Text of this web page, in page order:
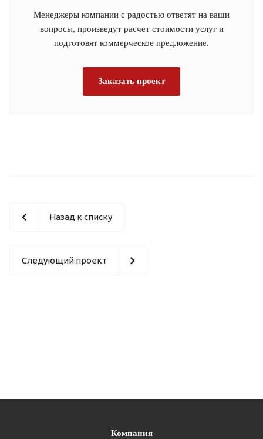
Менеджеры компании с радостью ответят на ваши
вопросы, произведут расчет стоимости услуг и
подготовят коммерческое предложение.
Заказать проект
Назад к списку
Следующий проект
Компания